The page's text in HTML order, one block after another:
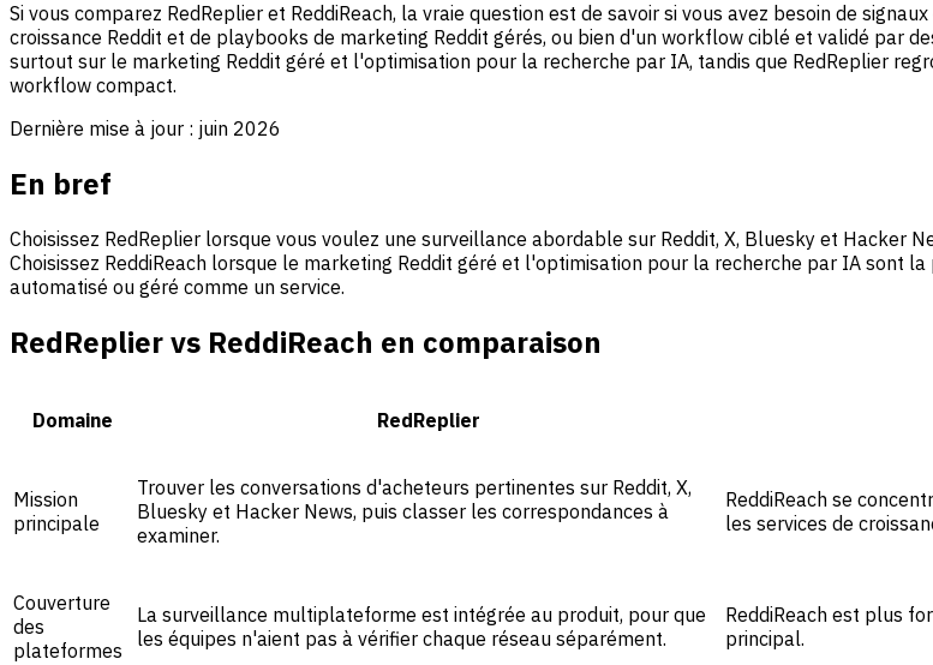
Si vous comparez RedReplier et ReddiReach, la vraie question est de savoir si vous avez besoin de
croissance Reddit et de playbooks de marketing Reddit gérés, ou bien d'un workflow ciblé et validé par
surtout sur le marketing Reddit géré et l'optimisation pour la recherche par IA, tandis que RedReplier
workflow compact.
Dernière mise à jour : juin 2026
En bref
Choisissez RedReplier lorsque vous voulez une surveillance abordable sur Reddit, X, Bluesky et Hacker
Choisissez ReddiReach lorsque le marketing Reddit géré et l'optimisation pour la recherche par IA sont
automatisé ou géré comme un service.
RedReplier vs ReddiReach en comparaison
Domaine RedReplier
Mission
principale
Trouver les conversations d'acheteurs pertinentes sur Reddit, X,
Bluesky et Hacker News, puis classer les correspondances à
examiner.
ReddiReach se
les services de
Couverture
des
plateformes
La surveillance multiplateforme est intégrée au produit, pour que
les équipes n'aient pas à vérifier chaque réseau séparément.
ReddiReach est plus
principal.